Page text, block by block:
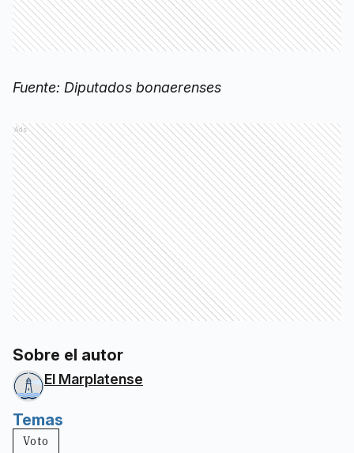
Fuente: Diputados bonaerenses
Ads
Sobre el autor
El Marplatense
Temas
Voto